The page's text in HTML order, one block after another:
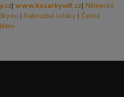
|www.kocarkyvdf.cz| Německé
| Rakouské letáky | České